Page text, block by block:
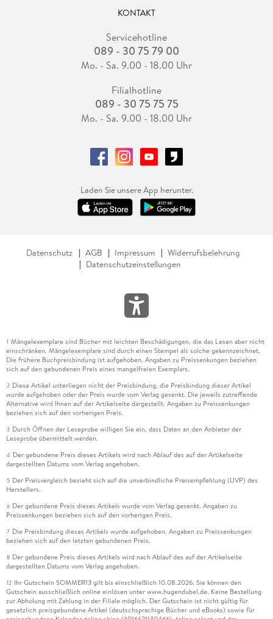
KONTAKT
Servicehotline
089 - 30 75 79 00
Mo. - Sa. 9.00 - 18.00 Uhr
Filialhotline
089 - 30 75 75 75
Mo. - Sa. 9.00 - 18.00 Uhr
Laden Sie unsere App herunter.
Datenschutz AGB Impressum
Widerrufsbelehrung
Datenschutzeinstellungen
1 Mängelexemplare sind Bücher mit leichten Beschädigungen, die das Lesen aber nicht
einschränken. Mängelexemplare sind durch einen Stempel als solche gekennzeichnet.
Die frühere Buchpreisbindung ist aufgehoben. Angaben zu Preissenkungen beziehen
sich auf den gebundenen Preis eines mangelfreien Exemplars.
2 Diese Artikel unterliegen nicht der Preisbindung, die Preisbindung dieser Artikel
wurde aufgehoben oder der Preis wurde vom Verlag gesenkt. Die jeweils zutreffende
Alternative wird Ihnen auf der Artikelseite dargestellt. Angaben zu Preissenkungen
beziehen sich auf den vorherigen Preis.
3 Durch Öffnen der Leseprobe willigen Sie ein, dass Daten an den Anbieter der
Leseprobe übermittelt werden.
4 Der gebundene Preis dieses Artikels wird nach Ablauf des auf der Artikelseite
dargestellten Datums vom Verlag angehoben.
5 Der Preisvergleich bezieht sich auf die unverbindliche Preisempfehlung (UVP) des
Herstellers.
6 Der gebundene Preis dieses Artikels wurde vom Verlag gesenkt. Angaben zu
Preissenkungen beziehen sich auf den vorherigen Preis.
7 Die Preisbindung dieses Artikels wurde aufgehoben. Angaben zu Preissenkungen
beziehen sich auf den letzten gebundenen Preis.
8 Der gebundene Preis dieses Artikels wird nach Ablauf des auf der Artikelseite
dargestellten Datums vom Verlag angehoben.
12 Ihr Gutschein SOMMER13 gilt bis einschließlich 10.08.2026. Sie können den
Gutschein ausschließlich online einlösen unter www.hugendubel.de. Keine Bestellung
zur Abholung mit Zahlung in der Filiale möglich. Der Gutschein ist nicht gültig für
gesetzlich preisgebundene Artikel (deutschsprachige Bücher und eBooks) sowie für